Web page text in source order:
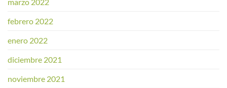
febrero 2022
enero 2022
diciembre 2021
noviembre 2021